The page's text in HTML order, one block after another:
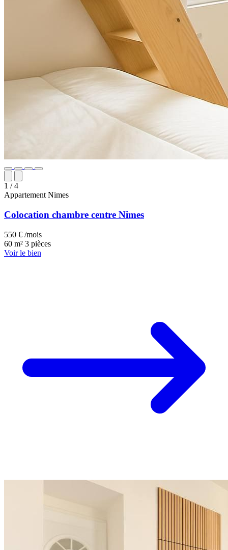
1 / 4
Appartement Nimes
Colocation chambre centre Nimes
550 € /mois
60 m² 3 pièces
Voir le bien